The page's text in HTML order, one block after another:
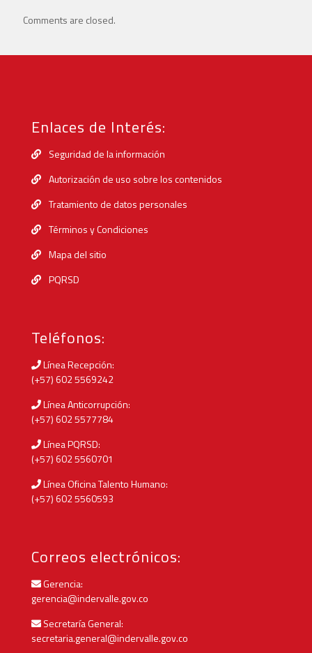
Comments are closed.
Enlaces de Interés:
Seguridad de la información
Autorización de uso sobre los contenidos
Tratamiento de datos personales
Términos y Condiciones
Mapa del sitio
PQRSD
Teléfonos:
Línea Recepción:
(+57) 602 5569242
Línea Anticorrupción:
(+57) 602 5577784
Línea PQRSD:
(+57) 602 5560701
Línea Oficina Talento Humano:
(+57) 602 5560593
Correos electrónicos:
Gerencia:
gerencia@indervalle.gov.co
Secretaría General:
secretaria.general@indervalle.gov.co